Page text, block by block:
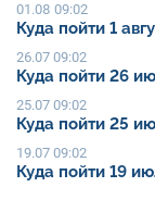
01.08 09:02
Куда пойти 1
26.07 09:02
Куда пойти 26
25.07 09:02
Куда пойти 25
19.07 09:02
Куда пойти 19